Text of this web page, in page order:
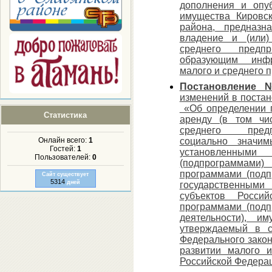
Статистика
Онлайн всего: 1
Гостей: 1
Пользователей: 0
Сайт существует
5314 дней
дополнения и
имущества
района,
владение и (или)
среднего
образующим
малого и среднего
изменений в
«Об определении
аренду (в том
среднего
социально
(подпрограммами)
программами
субъектов
программами
деятельности),
утверждаемый в
Федерального
развитии малого
Российской